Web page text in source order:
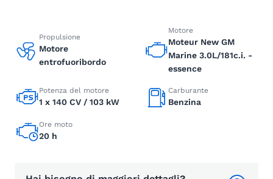
Propulsione
Motore
entrofuoribordo
Motore
Moteur New GM
Marine 3.0L/181c.i. -
essence
Potenza del motore
1 x 140 CV / 103 kW
Carburante
Benzina
Ore moto
20 h